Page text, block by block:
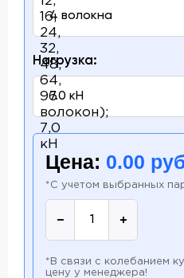
Нагрузка:
Цена: 0.00
*С учетом выбранных
− +
*В связи с колебанием
цену у менеджера!